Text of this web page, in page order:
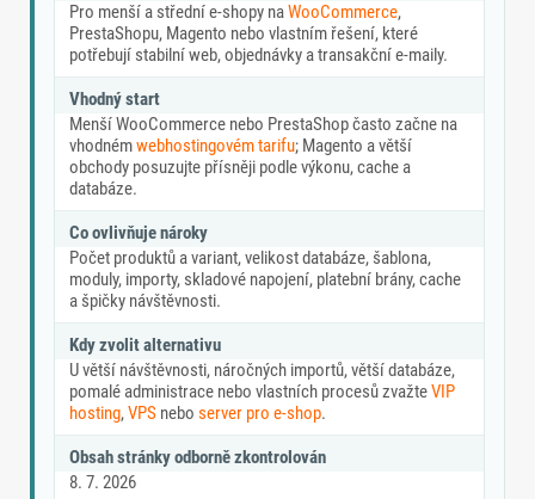
Pro menší a střední e-shopy naWooCommerce,
PrestaShopu, Magento nebo vlastním řešení, které
potřebují stabilní web, objednávky a transakční e-maily.
Vhodný start
Menší WooCommerce nebo PrestaShop často začne na
vhodnémwebhostingovém tarifu; Magento a větší
obchody posuzujte přísněji podle výkonu, cache a
databáze.
Co ovlivňuje nároky
Počet produktů a variant, velikost databáze, šablona,
moduly, importy, skladové napojení, platební brány, cache
a špičky návštěvnosti.
Kdy zvolit alternativu
U větší návštěvnosti, náročných importů, větší databáze,
pomalé administrace nebo vlastních procesů zvažteVIP
hosting,VPS nebo server pro e-shop.
Obsah stránky odborně zkontrolován
8. 7. 2026